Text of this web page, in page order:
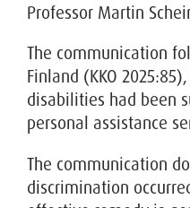
Professor Martin
The communication
Finland (KKO
disabilities had been
personal assistance
The communication
discrimination